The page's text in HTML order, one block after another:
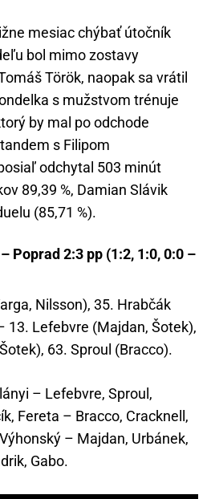
mesiac chýbať útočník
bol mimo zostavy
Török, naopak sa vrátil
s mužstvom trénuje
by mal po odchode
s Filipom
odchytal 503 minút
89,39 %, Damian Slávik
(85,71 %).
Poprad 2:3 pp (1:2, 1:0, 0:0 –
Nilsson), 35. Hrabčák
13. Lefebvre (Majdan, Šotek),
63. Sproul (Bracco).
– Lefebvre, Sproul,
Fereta – Bracco, Cracknell,
– Majdan, Urbánek,
Gabo.